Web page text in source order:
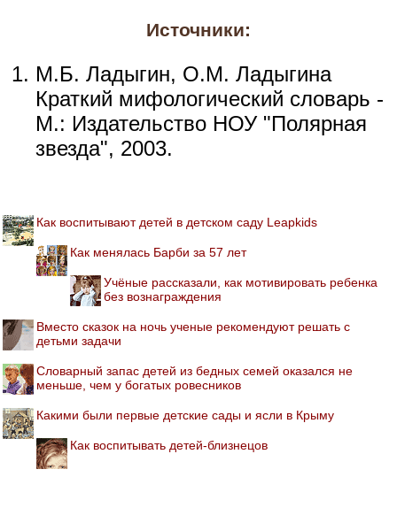
Источники:
М.Б. Ладыгин, О.М. Ладыгина
Краткий мифологический словарь -
М.: Издательство НОУ "Полярная
звезда", 2003.
Как воспитывают детей в детском саду Leapkids
Как менялась Барби за 57 лет
Учёные рассказали, как мотивировать ребенка
без вознаграждения
Вместо сказок на ночь ученые рекомендуют решать с
детьми задачи
Словарный запас детей из бедных семей оказался не
меньше, чем у богатых ровесников
Какими были первые детские сады и ясли в Крыму
Как воспитывать детей-близнецов